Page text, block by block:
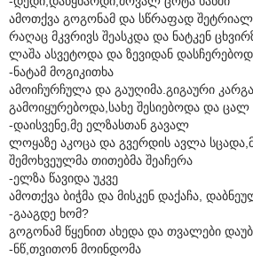
ამოთქვა გოგონამ და სწრაფად
რაღაც მკვრივს შეასკდა და ნატკენ
ლაშა ასვეტოდა და ზევიდან
-ნატამ მოგიკითხა
ამოიჩურჩულა და გაუღიმა.გიგაური
გამოიყურებოდა,სახე შესიებოდა და
-დაისვენე,მე ელზასთან გავალ
ლოყაზე აკოცა და გვერდის ავლა
შემოხვეულმა თითებმა შეაჩერა
-ელზა წავიდა უკვე
ამოთქვა ბიჭმა და მისკენ დაქაჩა,
-გააგდე ხომ?
გოგონამ წყენით ახედა და თვალები
-ნწ,თვითონ მოინდომა